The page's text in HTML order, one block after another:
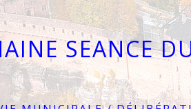
SEANCE